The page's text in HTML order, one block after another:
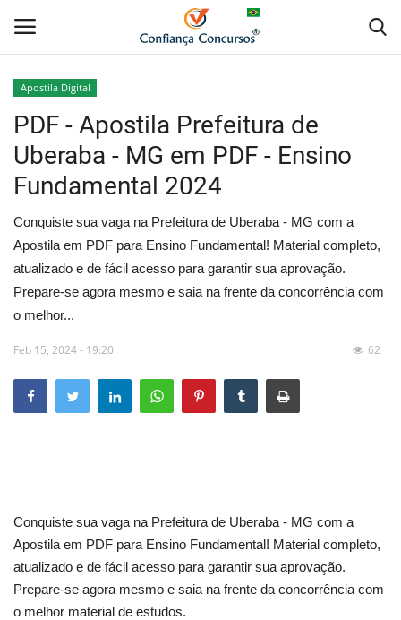
Home
Apostila Digital
Apostila Impressa
Cursos Online
Combo Apostilas
Apostila Digital
PDF - Apostila Prefeitura de
Uberaba - MG em PDF - Ensino
Fundamental 2024
Conquiste sua vaga na Prefeitura de Uberaba - MG com a
Apostila em PDF para Ensino Fundamental! Material completo,
atualizado e de fácil acesso para garantir sua aprovação.
Prepare-se agora mesmo e saia na frente da concorrência com
o melhor...
Feb 15, 2024 - 19:20 62
Conquiste sua vaga na Prefeitura de Uberaba - MG com a
Apostila em PDF para Ensino Fundamental! Material completo,
atualizado e de fácil acesso para garantir sua aprovação.
Prepare-se agora mesmo e saia na frente da concorrência com
o melhor material de estudos.